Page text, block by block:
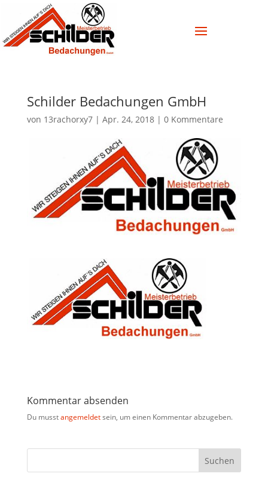
Schilder Bedachungen GmbH
von 13rachorxy7| Apr. 24, 2018| 0 Kommentare
Kommentar absenden
Du musstangemeldetsein, um einen Kommentar abzugeben.